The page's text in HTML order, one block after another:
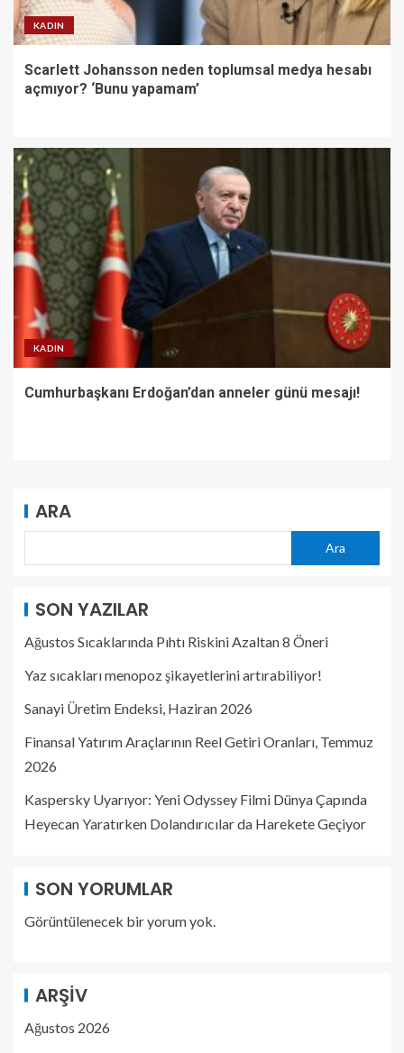
KADIN
Scarlett Johansson neden toplumsal medya hesabı
açmıyor? ‘Bunu yapamam’
KADIN
Cumhurbaşkanı Erdoğan’dan anneler günü mesajı!
ARA
Ara
SON YAZILAR
Ağustos Sıcaklarında Pıhtı Riskini Azaltan 8 Öneri
Yaz sıcakları menopoz şikayetlerini artırabiliyor!
Sanayi Üretim Endeksi, Haziran 2026
Finansal Yatırım Araçlarının Reel Getiri Oranları, Temmuz
2026
Kaspersky Uyarıyor: Yeni Odyssey Filmi Dünya Çapında
Heyecan Yaratırken Dolandırıcılar da Harekete Geçiyor
SON YORUMLAR
Görüntülenecek bir yorum yok.
ARŞIV
Ağustos 2026